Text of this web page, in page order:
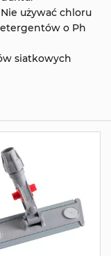
Nie używać chloru
o Ph
siatkowych